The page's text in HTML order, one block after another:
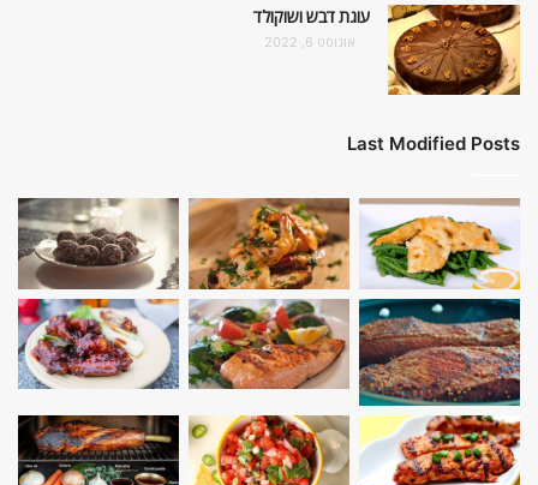
עוגת דבש ושוקולד
אוגוסט 6, 2022
Last Modified Posts